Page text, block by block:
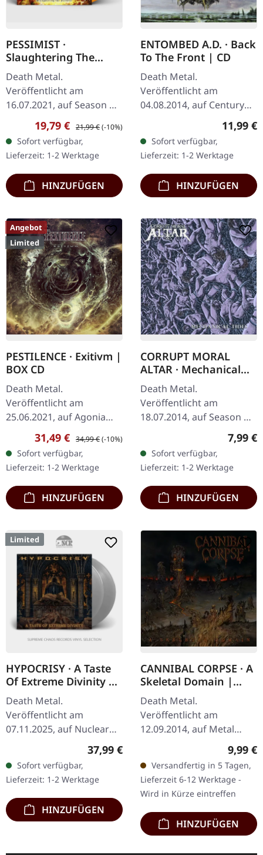
PESSIMIST ·
Slaughtering The
Faithful |
YELLOW/RED/ORANGE
LP
Death Metal.
Veröffentlicht am
16.07.2021, auf Season Of
Mist. Gelb/rot/orange
marmoriertes Vinyl.
Standard-Cover. Limited
auf 300
handnummerierte…
Verkaufspreis:
19,79 € Regulärer Preis:
21,99 €(-10%)
Sofort verfügbar,
Lieferzeit: 1-2 Werktage
HINZUFÜGEN
ENTOMBED A.D. · Back
To The Front | CD
Death Metal.
Veröffentlicht am
04.08.2014, auf Century
Media Records. CD im
Jewelcase. Als Entombed
A.D. 2014 "Back To The
Front" entfesselten,…
11,99 €
Sofort verfügbar,
Lieferzeit: 1-2 Werktage
HINZUFÜGEN
Angebot
Limited
PESTILENCE · Exitivm |
BOX CD
Death Metal.
Veröffentlicht am
25.06.2021, auf Agonia
Records. Limitierte Clam-
Shell Box inkl. CD
(Jewelcase), Patch zum
Aufbügeln und Flagge…
Verkaufspreis:
31,49 € Regulärer Preis:
34,99 €(-10%)
Sofort verfügbar,
Lieferzeit: 1-2 Werktage
HINZUFÜGEN
CORRUPT MORAL
ALTAR · Mechanical
Tides | CD
Death Metal.
Veröffentlicht am
18.07.2014, auf Season Of
Mist. CD im Jewelcase.
liefern mit „Mechanical
Tides" eine
vernichtende…
7,99 €
Sofort verfügbar,
Lieferzeit: 1-2 Werktage
HINZUFÜGEN
Limited
HYPOCRISY · A Taste
Of Extreme Divinity |
SILVER 2LP
Death Metal.
Veröffentlicht am
07.11.2025, auf Nuclear
Blast Records. Silbernes
Doppel-Vinyl im Gatefold-
Cover. Limitierte 180g
Pressung. Hypocrisy…
Regulärer Preis:
37,99 €
Sofort verfügbar,
Lieferzeit: 1-2 Werktage
HINZUFÜGEN
CANNIBAL CORPSE · A
Skeletal Domain |
DIGIPAK CD
Death Metal.
Veröffentlicht am
12.09.2014, auf Metal
Erstauflage als DigiPak.
Cannibal Corpse kehren
mit vernichtender Wucht
zurück…
9,99 €
Versandfertig in 5 Tagen,
Lieferzeit 6-12 Werktage -
Wird in Kürze eintreffen
HINZUFÜGEN